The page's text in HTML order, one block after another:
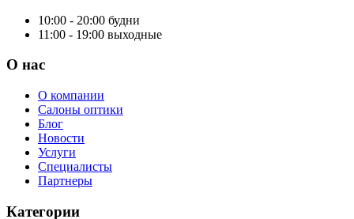
10:00 - 20:00 будни
11:00 - 19:00 выходные
О нас
О компании
Салоны оптики
Блог
Новости
Услуги
Специалисты
Партнеры
Категории